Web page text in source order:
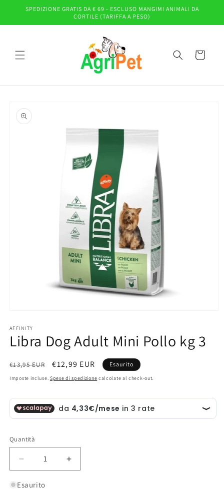
direttamente
SPEDIZIONE GRATIS DA € 69 - ESCLUSO MANGIMI ANIMALI DA
CORTILE (TARIFFA A PESO)
Carrello
informazioni
sul prodotto
multimediali
1
in
AFFINITY
Libra Dog Adult Mini Pollo kg 3
Prezzo
di
€13,95 EUR
Prezzo
scontato
€12,99 EUR Esaurito
Imposte incluse. Spese di spedizione calcolate al check-out.
Quantità
Quantità
Diminuisci
quantità
per
Aumenta
quantità
Esaurito